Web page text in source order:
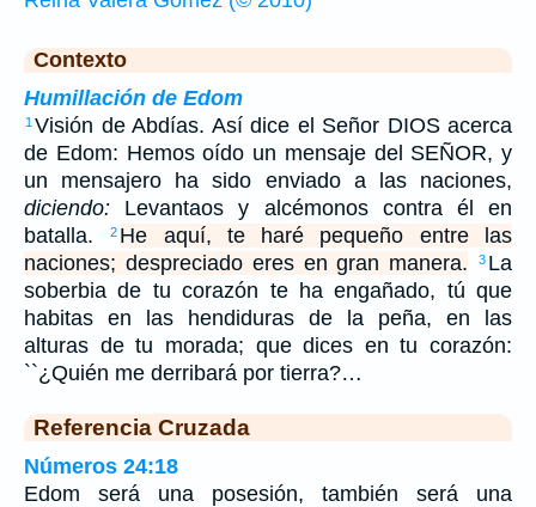
Contexto
Humillación de Edom
1 Visión de Abdías. Así dice el Señor DIOS acerca
de Edom: Hemos oído un mensaje del SEÑOR, y
un mensajero ha sido enviado a las naciones,
diciendo: Levantaos y alcémonos contra él en
batalla.
2 He aquí, te haré pequeño entre las
naciones; despreciado eres en gran manera.
3 La
soberbia de tu corazón te ha engañado, tú que
habitas en las hendiduras de la peña, en las
alturas de tu morada; que dices en tu corazón:
``¿Quién me derribará por tierra?…
Referencia Cruzada
Números 24:18
Edom será una posesión, también será una